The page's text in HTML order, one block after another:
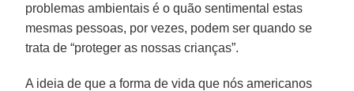
problemas ambientais é o quão sentimental estas
mesmas pessoas, por vezes, podem ser quando se
trata de “proteger as nossas crianças”.
A ideia de que a forma de vida que nós americanos